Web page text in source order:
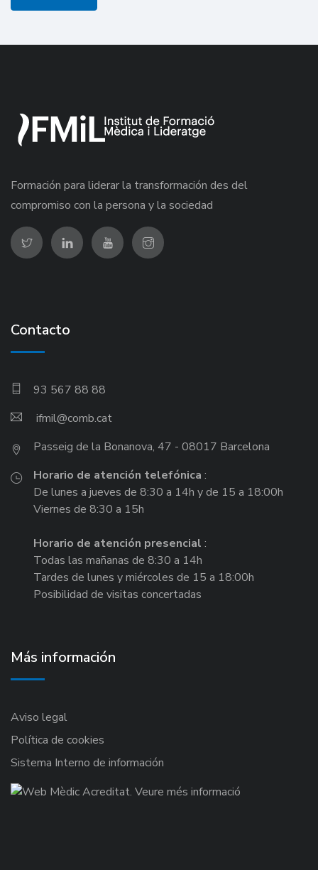
Formación para liderar la transformación des del
compromiso con la persona y la sociedad
Contacto
93 567 88 88
ifmil
Passeig de la Bonanova, 47 - 08017 Barcelona
Horario de atención telefónica :
De lunes a jueves de 8:30 a 14h y de 15 a 18:00h
Viernes de 8:30 a 15h
Horario de atención presencial :
Todas las mañanas de 8:30 a 14h
Tardes de lunes y miércoles de 15 a 18:00h
Posibilidad de visitas concertadas
Más información
Aviso legal
Política de cookies
Sistema Interno de información